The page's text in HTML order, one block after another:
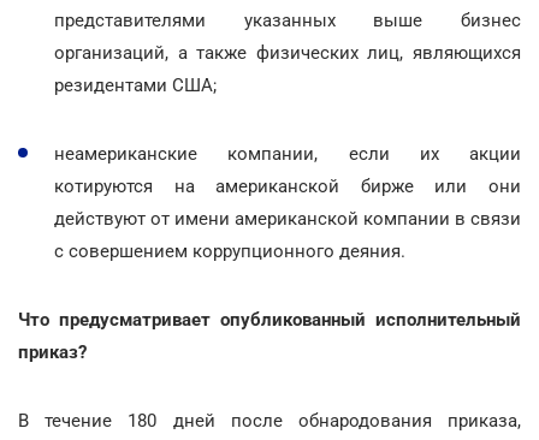
представителями указанных выше бизнес
организаций, а также физических лиц, являющихся
резидентами США;
неамериканские компании, если их акции
котируются на американской бирже или они
действуют от имени американской компании в связи
с совершением коррупционного деяния.
Что предусматривает опубликованный исполнительный
приказ?
В течение 180 дней после обнародования приказа,